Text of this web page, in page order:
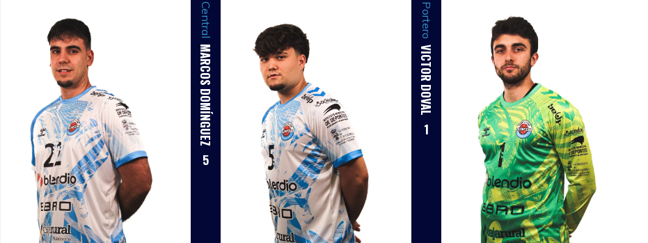
Central
MARCOS DOMÍNGUEZ
5
Portero
VICTOR DOVAL
1